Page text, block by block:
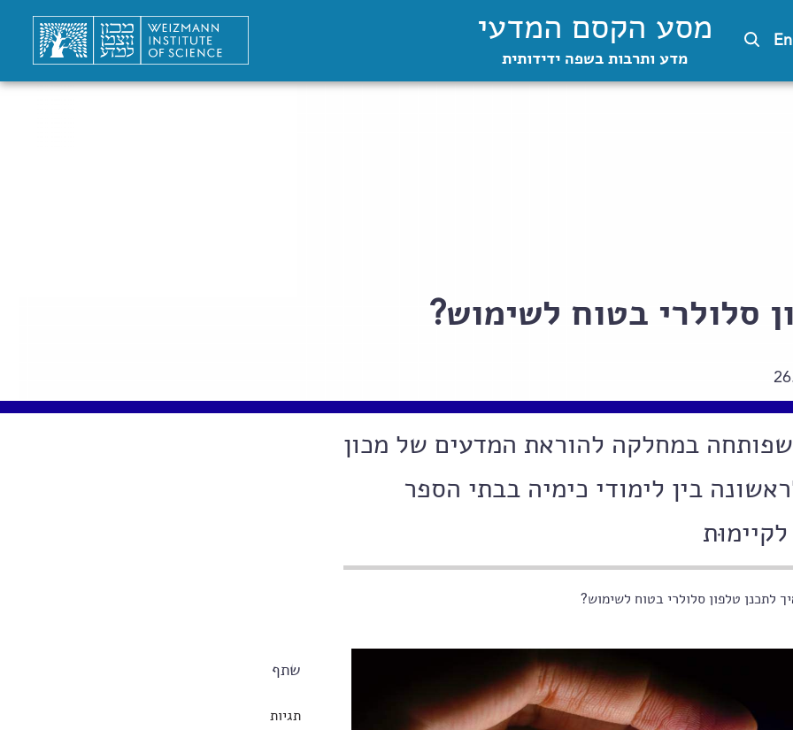
En מסע הקסם המדעי
מדע ותרבות בשפה ידידותית
סלולרי בטוח לשימוש?
במחלקה להוראת המדעים של מכון
בין לימודי כימיה בבתי הספר
לקיימוּת
לתכנן טלפון סלולרי בטוח לשימוש?
שתף
תגיות